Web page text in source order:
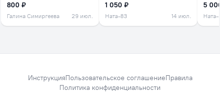
800 ₽
Галина Симиргеева 29 июл.
1 050 ₽
Ната-83 14 июл.
5
Ната-
ИнструкцияПользовательское соглашениеПравила
Политика конфиденциальности